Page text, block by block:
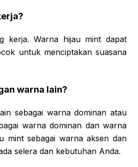
kerja. Warna hijau mint dapat
untuk menciptakan suasana
warna lain?
sebagai warna dominan atau
warna dominan dan warna
mint sebagai warna aksen dan
selera dan kebutuhan Anda.